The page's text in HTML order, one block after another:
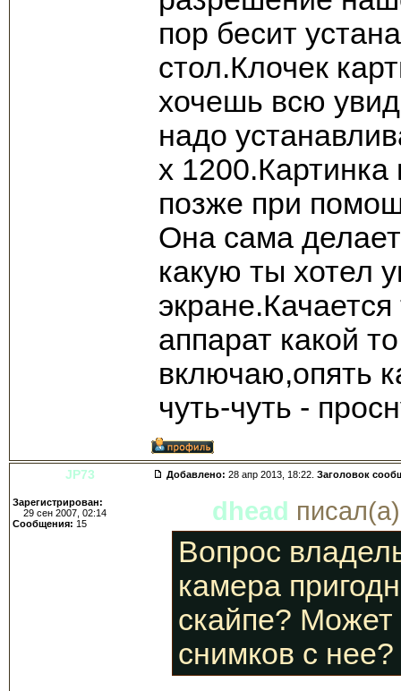
пор бесит
стол.Клочек
хочешь всю
надо
х 1200.Картинка
позже при
Она сама
какую ты хотел
аппарат какой
включаю,опять
чуть-чуть -
JP73 Добавлено: 28 апр 2013, 18:22. Заголовок
Зарегистрирован:
29 сен 2007, 02:14
Сообщения: 15 dhead
Вопрос
камера
скайпе? Может
снимков с нее?